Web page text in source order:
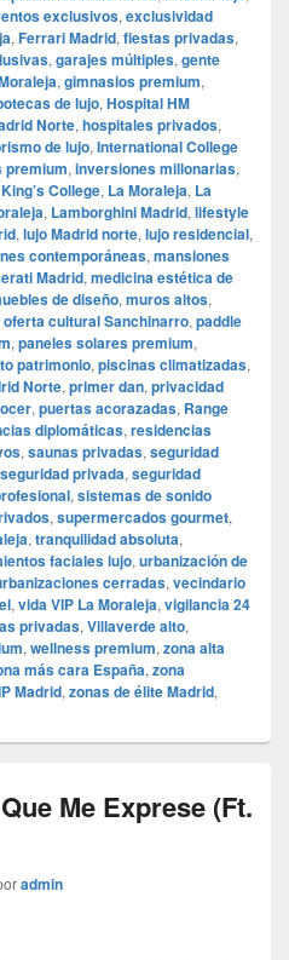
exclusivos, exclusividad
, Ferrari Madrid, fiestas privadas,
, garajes múltiples, gente
, gimnasios premium,
de lujo, Hospital HM
Norte, hospitales privados,
de lujo, International College
premium, inversiones millonarias,
King’s College, La Moraleja, La
, Lamborghini Madrid, lifestyle
, lujo Madrid norte, lujo residencial,
contemporáneas, mansiones
Madrid, medicina estética de
de diseño, muros altos,
oferta cultural Sanchinarro, paddle
, paneles solares premium,
patrimonio, piscinas climatizadas,
Norte, primer dan, privacidad
, puertas acorazadas, Range
diplomáticas, residencias
, saunas privadas, seguridad
seguridad privada, seguridad
, sistemas de sonido
, supermercados gourmet,
, tranquilidad absoluta,
faciales lujo, urbanización de
cerradas, vecindario
, vida VIP La Moraleja, vigilancia 24
privadas, Villaverde alto,
, wellness premium, zona alta
más cara España, zona
Madrid, zonas de élite Madrid,
Me Exprese (Ft.
admin